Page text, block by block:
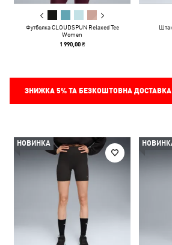
Футболка CLOUDSPUN Relaxed Tee
Women
1 990,00 ₴
ЗНИЖКА 5%ТА БЕЗКОШТОВНА ДОСТАВКА
НОВИНКА